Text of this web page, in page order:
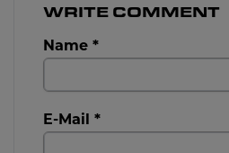
WRITE COMMENT
Name *
E-Mail *